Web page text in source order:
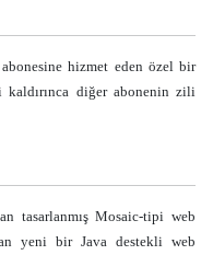
hizmet eden özel bir
diğer abonenin zili
tasarlanmış Mosaic-tipi web
yeni bir Java destekli web